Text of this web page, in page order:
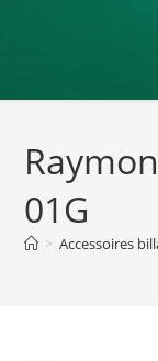
01G
> Accessoires